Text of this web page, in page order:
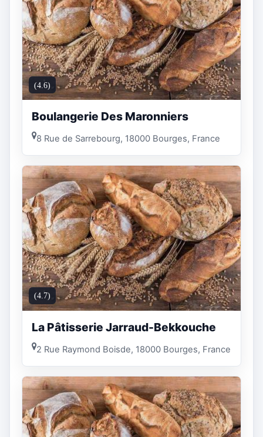
(4.6)
Boulangerie Des Maronniers
8 Rue de Sarrebourg, 18000 Bourges, France
(4.7)
La Pâtisserie Jarraud-Bekkouche
2 Rue Raymond Boisde, 18000 Bourges, France